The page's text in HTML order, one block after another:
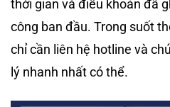
thời gian và điều khoản đã
công ban đầu. Trong suốt
chỉ cần liên hệ hotline và
lý nhanh nhất có thể.